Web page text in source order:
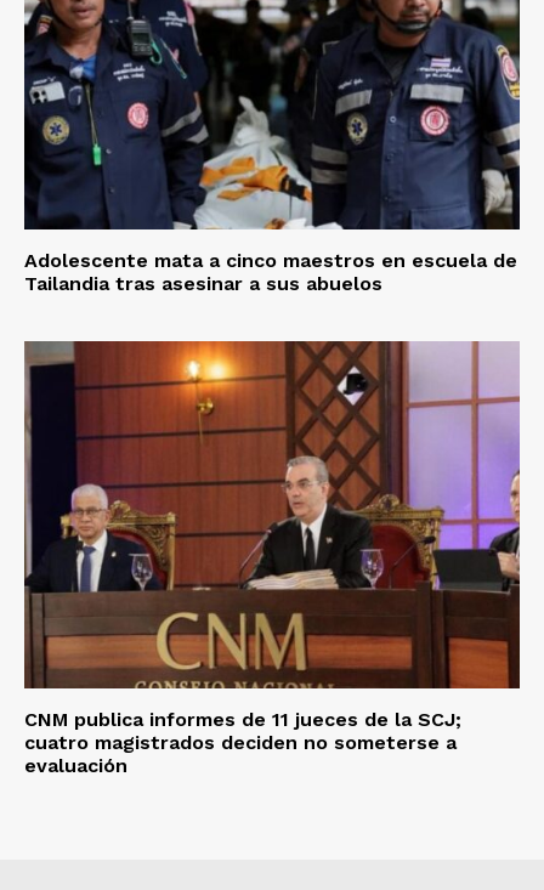
Adolescente mata a cinco maestros en escuela de
Tailandia tras asesinar a sus abuelos
CNM publica informes de 11 jueces de la SCJ;
cuatro magistrados deciden no someterse a
evaluación